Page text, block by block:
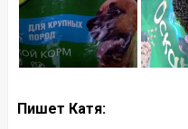
Пишет Катя: